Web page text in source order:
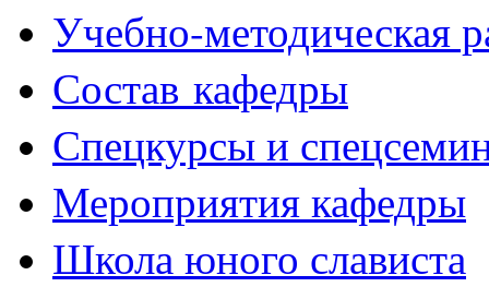
Учебно-методическая
Состав кафедры
Спецкурсы и
Мероприятия кафедры
Школа юного слависта